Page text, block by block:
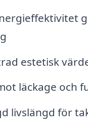
estetisk
läckage och
livslängd för